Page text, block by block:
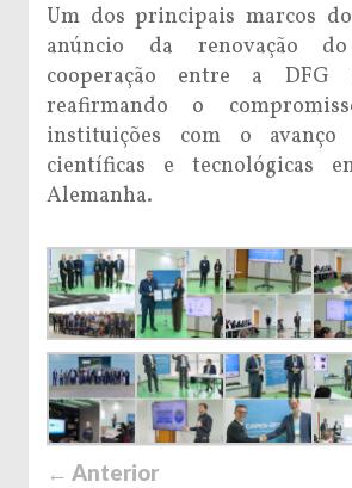
Um dos principais marcos
anúncio da renovação
cooperação entre a DFG
reafirmando o
instituições com o avanço
científicas e tecnológicas
Alemanha.
← Anterior